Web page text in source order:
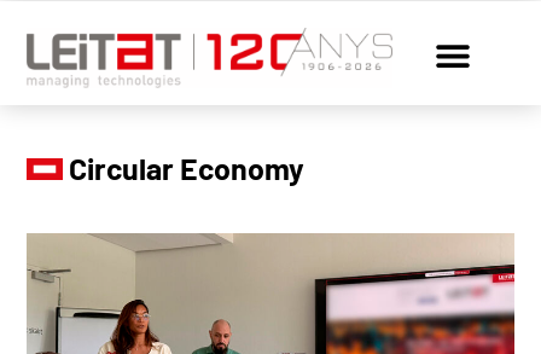
Circular Economy